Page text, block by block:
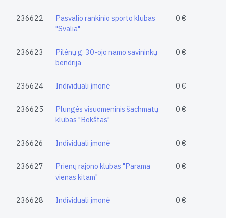
236622
Pasvalio rankinio sporto klubas
"Svalia"
0 €
236623
Pilėnų g. 30-ojo namo savininkų
bendrija
0 €
236624 Individuali įmonė 0 €
236625
Plungės visuomeninis šachmatų
klubas "Bokštas"
0 €
236626 Individuali įmonė 0 €
236627
Prienų rajono klubas "Parama
vienas kitam"
0 €
236628 Individuali įmonė 0 €